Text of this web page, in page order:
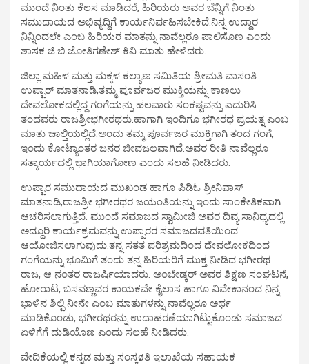
ಮುಂದೆ ನಿಂತು ಕೆಲಸ ಮಾಡಿದರೆ, ಹಿರಿಯರು ಅವರ ಬೆನ್ನಿಗೆ ನಿಂತು
ಸಮುದಾಯದ ಅಭಿವೃದ್ದಿಗೆ ಕಾರ್ಯನಿರ್ವಹಿಸಬೇಕಿದೆ.ನಿನ್ನ ಉದ್ದಾರ
ನಿನ್ನಿಂದಲೇ ಎಂಬ ಹಿರಿಯರ ಮಾತನ್ನು ನಾವೆಲ್ಲರೂ ಪಾಲಿಸೊಣ ಎಂದು
ಶಾಸಕ ಜಿ.ಬಿ.ಜೋತಿಗಣೇಶ್ ಕಿವಿ ಮಾತು ಹೇಳಿದರು.
ಜಿಲ್ಲಾ ಮಹಿಳ ಮತ್ತು ಮಕ್ಕಳ ಕಲ್ಯಾಣ ಸಮಿತಿಯ ಶ್ರೀಮತಿ ವಾಸಂತಿ
ಉಪ್ಪಾರ್ ಮಾತನಾಡಿ,ತಮ್ಮ ಪೂರ್ವಜರ ಮುಕ್ತಿಯನ್ನು ಕಾಣಲು
ದೇವಲೋಕದಲ್ಲಿದ್ದ ಗಂಗೆಯನ್ನು ಹಲವಾರು ಸಂಕಷ್ಟವನ್ನು ಎದುರಿಸಿ
ತಂದವರು ರಾಜಶ್ರೀಭಗೀರಥರು.ಹಾಗಾಗಿ ಇಂದಿಗೂ ಭಗೀರಥ ಪ್ರಯತ್ನ ಎಂಬ
ಮಾತು ಚಾಲ್ತಿಯಲ್ಲಿದೆ.ಅಂದು ತಮ್ಮ ಪೂರ್ವಜರ ಮುಕ್ತಿಗಾಗಿ ತಂದ ಗಂಗೆ,
ಇಂದು ಕೋಟ್ಯಾಂತರ ಜನರ ಜೀವಜಲವಾಗಿದೆ.ಅವರ ರೀತಿ ನಾವೆಲ್ಲರೂ
ಸತ್ಕಾರ್ಯದಲ್ಲಿ ಭಾಗಿಯಾಗೋಣ ಎಂದು ಸಲಹೆ ನೀಡಿದರು.
ಉಪ್ಪಾರ ಸಮುದಾಯದ ಮುಖಂಡ ಹಾಗೂ ಪಿಡಿಓ ಶ್ರೀನಿವಾಸ್
ಮಾತನಾಡಿ,ರಾಜಶ್ರೀ ಭಗೀರಥರ ಜಯಂತಿಯನ್ನು ಇಂದು ಸಾಂಕೇತಿಕವಾಗಿ
ಆಚರಿಸಲಾಗುತ್ತಿದೆ. ಮುಂದೆ ಸಮಾಜದ ಸ್ವಾಮೀಜಿ ಅವರ ದಿವ್ಯ ಸಾನಿಧ್ಯದಲ್ಲಿ
ಅದ್ದೂರಿ ಕಾರ್ಯಕ್ರಮವನ್ನು ಉಪ್ಪಾರರ ಸಮಾಜದವತಿಯಿಂದ
ಆಯೋಜಿಸಲಾಗುವುದು.ತನ್ನ ಸತತ ಪರಿಶ್ರಮದಿಂದ ದೇವಲೋಕದಿಂದ
ಗಂಗೆಯನ್ನು ಭೂಮಿಗೆ ತಂದು ತನ್ನ ಹಿರಿಯರಿಗೆ ಮುಕ್ತ ನೀಡಿದ ಭಗೀರಥ
ರಾಜ, ಆ ನಂತರ ರಾಜರ್ಷಿಯಾದರು. ಅಂಬೇಡ್ಕರ್ ಅವರ ಶಿಕ್ಷಣ ಸಂಘಟನೆ,
ಹೋರಾಟ, ಬಸವಣ್ಣವರ ಕಾಯಕವೇ ಕೈಲಾಸ ಹಾಗೂ ವಿವೇಕಾನಂದ ನಿನ್ನ
ಭಾಳಿನ ಶಿಲ್ಪಿ ನೀನೇ ಎಂಬ ಮಾತುಗಳನ್ನು ನಾವೆಲ್ಲರೂ ಅರ್ಥ
ಮಾಡಿಕೊಂಡು, ಭಗೀರಥರನ್ನು ಉದಾಹರಣೆಯಾಗಿಟ್ಟುಕೊಂಡು ಸಮಾಜದ
ಏಳಿಗೆಗೆ ದುಡಿಯೊಣ ಎಂದು ಸಲಹೆ ನೀಡಿದರು.
ವೇದಿಕೆಯಲ್ಲಿ ಕನ್ನಡ ಮತ್ತು ಸಂಸ್ಕøತಿ ಇಲಾಖೆಯ ಸಹಾಯಕ